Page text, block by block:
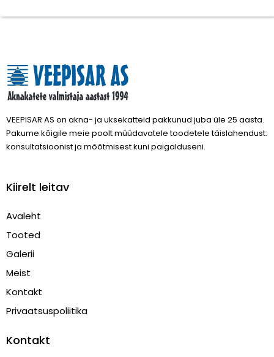
VEEPISAR AS on akna- ja uksekatteid pakkunud juba üle 25 aasta.
Pakume kõigile meie poolt müüdavatele toodetele täislahendust:
konsultatsioonist ja mõõtmisest kuni paigalduseni.
Kiirelt leitav
Avaleht
Tooted
Galerii
Meist
Kontakt
Privaatsuspoliitika
Kontakt